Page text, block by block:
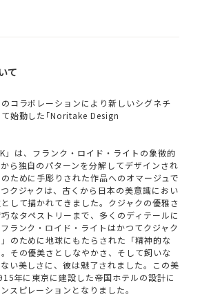
て
コラボレーションにより新しいシグネチ
始動した｢Noritake Design
」は、フランク・ロイド・ライトの象徴的
ら独自のパターンを分解してデザインされ
ために手彫りされた作品へのオマージュで
クジャクは、古くから日本の美意識におい
して描かれてきました。クジャクの優雅さ
なタペストリーまで、多くのディテールに
ランク・ロイド・ライトはかつてクジャク
のために地球にもたらされた「精神的な
その優美さとしなやかさ、そして飼いな
い美しさに、彼は魅了されました。この美
年に東京に建設した帝国ホテルの設計に
スピレーションとなりました。